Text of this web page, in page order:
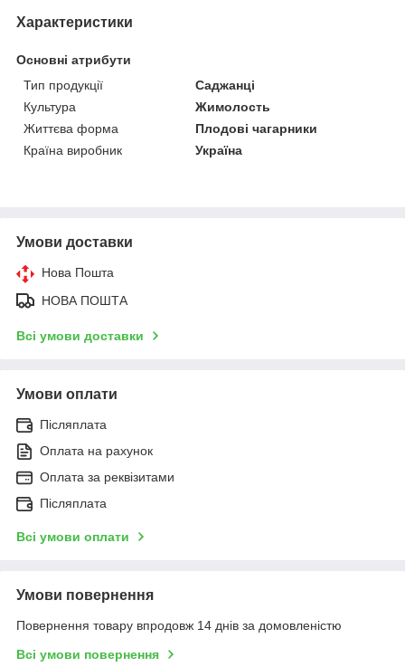
Характеристики
Основні атрибути
Тип продукції
Саджанці
Культура
Жимолость
Життєва форма
Плодові чагарники
Країна виробник
Україна
Умови доставки
Нова Пошта
НОВА ПОШТА
Всі умови доставки
Умови оплати
Післяплата
Оплата на рахунок
Оплата за реквізитами
Післяплата
Всі умови оплати
Умови повернення
Повернення товару впродовж 14 днів за домовленістю
Всі умови повернення